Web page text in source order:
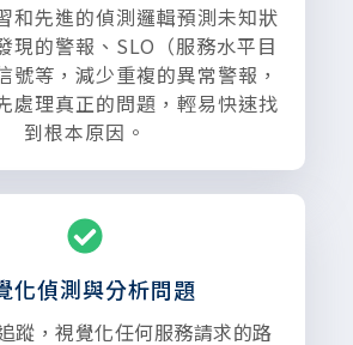
和先進的偵測邏輯預測未知狀
現的警報、SLO（服務水平目
號等，減少重複的異常警報，
處理真正的問題，輕易快速找
到根本原因。
化偵測與分析問題
蹤，視覺化任何服務請求的路